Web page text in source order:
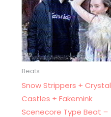
Beats
Snow Strippers + Crystal
Castles + Fakemink
Scenecore Type Beat –